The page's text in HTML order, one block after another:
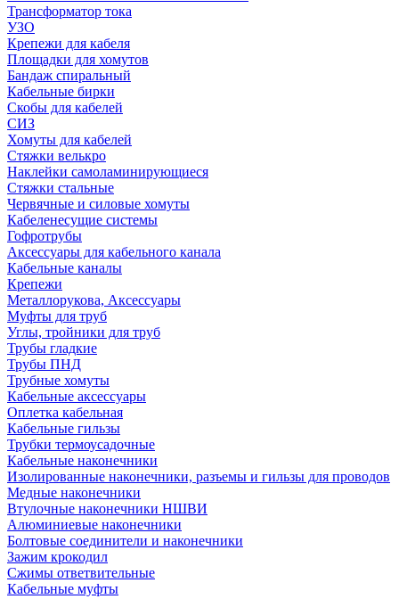
Трансформатор тока
УЗО
Крепежи для кабеля
Площадки для хомутов
Бандаж спиральный
Кабельные бирки
Cкобы для кабелей
СИЗ
Хомуты для кабелей
Стяжки велькро
Наклейки самоламинирующиеся
Стяжки стальные
Червячные и силовые хомуты
Кабеленесущие системы
Гофротрубы
Аксессуары для кабельного канала
Кабельные каналы
Крепежи
Металлорукова, Аксессуары
Муфты для труб
Углы, тройники для труб
Трубы гладкие
Трубы ПНД
Трубные хомуты
Кабельные аксессуары
Оплетка кабельная
Кабельные гильзы
Трубки термоусадочные
Кабельные наконечники
Изолированные наконечники, разъемы и гильзы для проводов
Медные наконечники
Втулочные наконечники НШВИ
Алюминиевые наконечники
Болтовые соединители и наконечники
Зажим крокодил
Сжимы ответвительные
Кабельные муфты